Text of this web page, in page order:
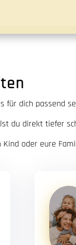
für dich passend
du direkt tiefer
oder eure